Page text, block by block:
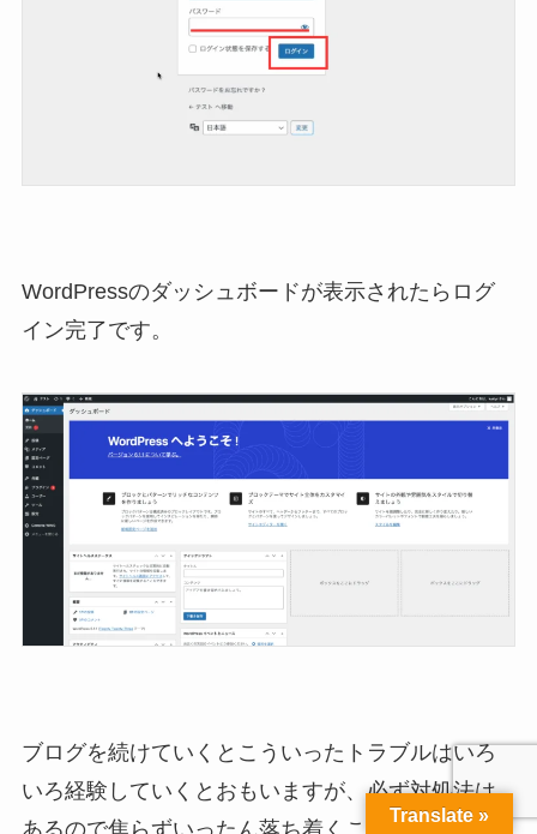
WordPressのダッシュボードが表示されたらログ
イン完了です。
ブログを続けていくとこういったトラブルはいろ
いろ経験していくとおもいますが、必ず対処法は
あるので焦らずいったん落ち着くことを心掛けて
Translate »